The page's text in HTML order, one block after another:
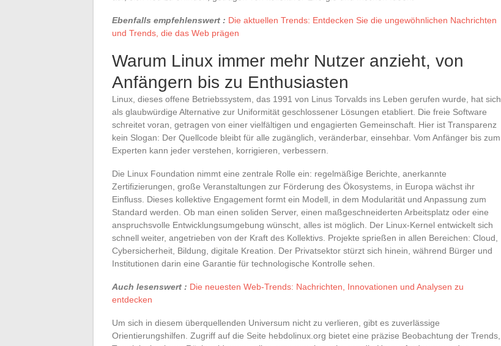
Ebenfalls empfehlenswert : Die aktuellen Trends: Entdecken Sie die ungewöhnlichen Nachrichten
und Trends, die das Web prägen
Warum Linux immer mehr Nutzer anzieht, von
Anfängern bis zu Enthusiasten
Linux, dieses offene Betriebssystem, das 1991 von Linus Torvalds ins Leben gerufen wurde, hat sich
als glaubwürdige Alternative zur Uniformität geschlossener Lösungen etabliert. Die freie Software
schreitet voran, getragen von einer vielfältigen und engagierten Gemeinschaft. Hier ist Transparenz
kein Slogan: Der Quellcode bleibt für alle zugänglich, veränderbar, einsehbar. Vom Anfänger bis zum
Experten kann jeder verstehen, korrigieren, verbessern.
Die Linux Foundation nimmt eine zentrale Rolle ein: regelmäßige Berichte, anerkannte
Zertifizierungen, große Veranstaltungen zur Förderung des Ökosystems, in Europa wächst ihr
Einfluss. Dieses kollektive Engagement formt ein Modell, in dem Modularität und Anpassung zum
Standard werden. Ob man einen soliden Server, einen maßgeschneiderten Arbeitsplatz oder eine
anspruchsvolle Entwicklungsumgebung wünscht, alles ist möglich. Der Linux-Kernel entwickelt sich
schnell weiter, angetrieben von der Kraft des Kollektivs. Projekte sprießen in allen Bereichen: Cloud,
Cybersicherheit, Bildung, digitale Kreation. Der Privatsektor stürzt sich hinein, während Bürger und
Institutionen darin eine Garantie für technologische Kontrolle sehen.
Auch lesenswert : Die neuesten Web-Trends: Nachrichten, Innovationen und Analysen zu
entdecken
Um sich in diesem überquellenden Universum nicht zu verlieren, gibt es zuverlässige
Orientierungshilfen. Zugriff auf die Seite hebdolinux.org bietet eine präzise Beobachtung der Trends,